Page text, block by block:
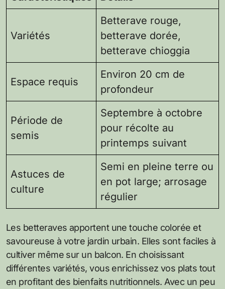
Variétés
Betterave rouge,
betterave dorée,
betterave chioggia
Espace requis
Environ 20 cm de
profondeur
Période de
semis
Septembre à octobre
pour récolte au
printemps suivant
Astuces de
culture
Semi en pleine terre ou
en pot large; arrosage
régulier
Les betteraves apportent une touche colorée et
savoureuse à votre jardin urbain. Elles sont faciles à
cultiver même sur un balcon. En choisissant
différentes variétés, vous enrichissez vos plats tout
en profitant des bienfaits nutritionnels. Avec un peu